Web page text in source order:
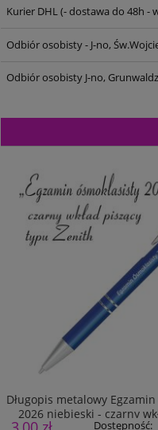
Kurier DHL(- dostawa do 48h -
Odbiór osobisty - J-no,
Odbiór osobisty J-no,
Długopis metalowy
2026 niebieski - czarny
Dostępność: